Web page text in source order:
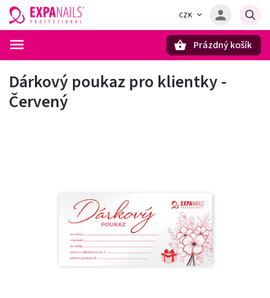
CZK
Prázdný košík
Dárkový poukaz pro klientky -
Červený